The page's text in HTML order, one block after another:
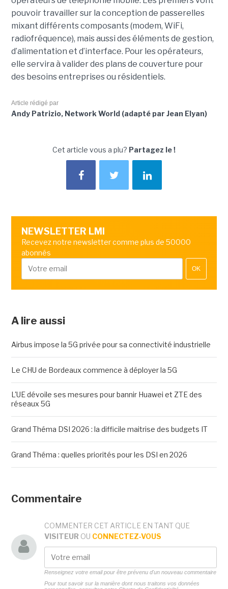
pouvoir travailler sur la conception de passerelles
mixant différents composants (modem, WiFi,
radiofréquence), mais aussi des éléments de gestion,
d’alimentation et d’interface. Pour les opérateurs,
elle servira à valider des plans de couverture pour
des besoins entreprises ou résidentiels.
Article rédigé par
Andy Patrizio, Network World (adapté par Jean Elyan)
Cet article vous a plu? Partagez le !
NEWSLETTER LMI
Recevez notre newsletter comme plus de 50000
abonnés
OK
A lire aussi
Airbus impose la 5G privée pour sa connectivité industrielle
Le CHU de Bordeaux commence à déployer la 5G
L'UE dévoile ses mesures pour bannir Huawei et ZTE des
réseaux 5G
Grand Théma DSI 2026 : la difficile maitrise des budgets IT
Grand Théma : quelles priorités pour les DSI en 2026
Commentaire
COMMENTER CET ARTICLE EN TANT QUE
VISITEUR OU CONNECTEZ-VOUS
Renseignez votre email pour être prévenu d'un nouveau commentaire
Pour tout savoir sur la manière dont nous traitons vos données